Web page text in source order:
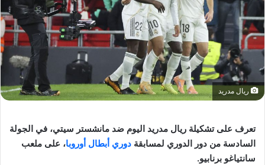
ريال مدريد
تعرف على تشكيلة ريال مدريد اليوم ضد مانشستر سيتي، في الجولة
السادسة من دور الدوري لمسابقة دوري أبطال أوروبا، على ملعب
سانتياغو برنابيو.